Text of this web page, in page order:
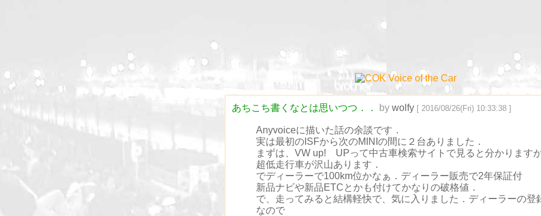
あちこち書くなとは思いつつ．． by wolfy [ 2016/08/26(Fri) 10:33:38 ]
Anyvoiceに描いた話の余談です．
実は最初のISFから次のMINIの間に２台ありました．
まずは、VW up! UPって中古車検索サイトで見ると分かります
超低走行車が沢山あります．
でディーラーで100km位かなぁ．ディーラー販売で2年保証付
新品ナビや新品ETCとかも付けてかなりの破格値．
で、走ってみると結構軽快で、気に入りました．ディーラーの登
なので